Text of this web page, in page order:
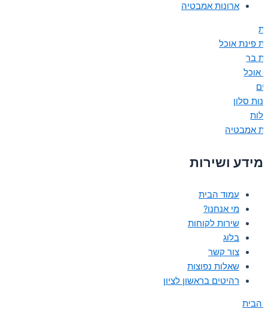
ארונות אמבטיה
פינת אוכל
בר
אוכל
סלון
אמבטיה
מידע ושירות
עמוד הבית
מי אנחנו?
שירות לקוחות
בלוג
צור קשר
שאלות נפוצות
רהיטים בראשון לציון
הבית